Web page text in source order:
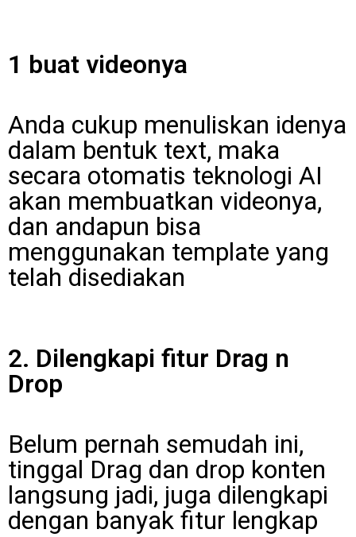
1 buat videonya
Anda cukup menuliskan idenya
dalam bentuk text, maka
secara otomatis teknologi AI
akan membuatkan videonya,
dan andapun bisa
menggunakan template yang
telah disediakan
2. Dilengkapi fitur Drag n
Drop
Belum pernah semudah ini,
tinggal Drag dan drop konten
langsung jadi, juga dilengkapi
dengan banyak fitur lengkap